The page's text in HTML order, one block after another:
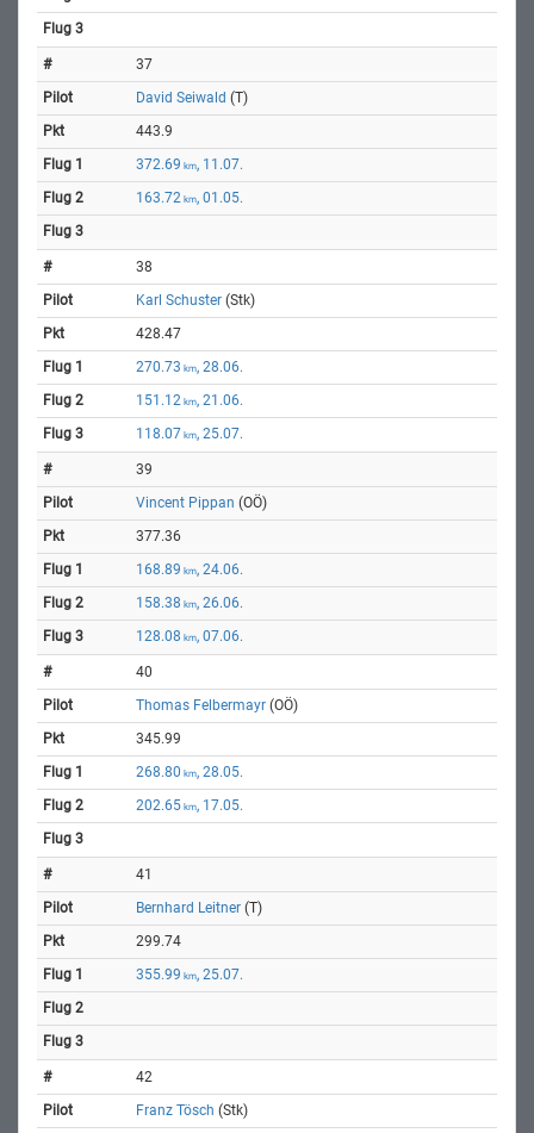
37
David Seiwald (T)
443.9
372.69 km, 11.07.
163.72 km, 01.05.
38
Karl Schuster (Stk)
428.47
270.73 km, 28.06.
151.12 km, 21.06.
118.07 km, 25.07.
39
Vincent Pippan (OÖ)
377.36
168.89 km, 24.06.
158.38 km, 26.06.
128.08 km, 07.06.
40
Thomas Felbermayr (OÖ)
345.99
268.80 km, 28.05.
202.65 km, 17.05.
41
Bernhard Leitner (T)
299.74
355.99 km, 25.07.
42
Franz Tösch (Stk)